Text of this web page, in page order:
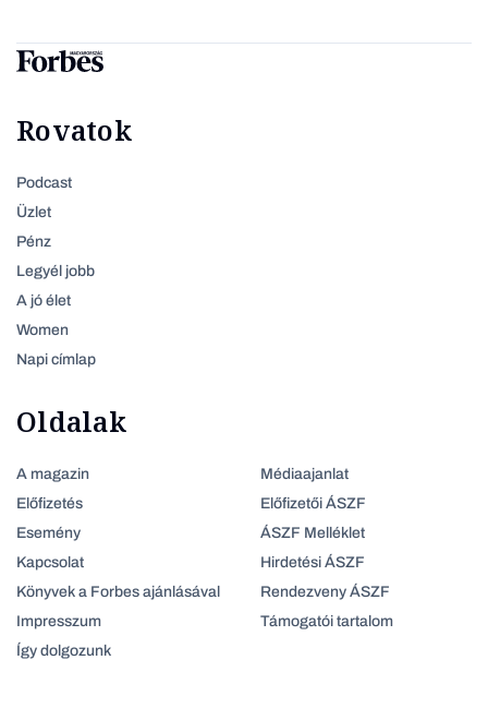
Rovatok
Podcast
Üzlet
Pénz
Legyél jobb
A jó élet
Women
Napi címlap
Oldalak
A magazin
Előfizetés
Esemény
Kapcsolat
Könyvek a Forbes ajánlásával
Impresszum
Így dolgozunk
Médiaajanlat
Előfizetői ÁSZF
ÁSZF Melléklet
Hirdetési ÁSZF
Rendezveny ÁSZF
Támogatói tartalom